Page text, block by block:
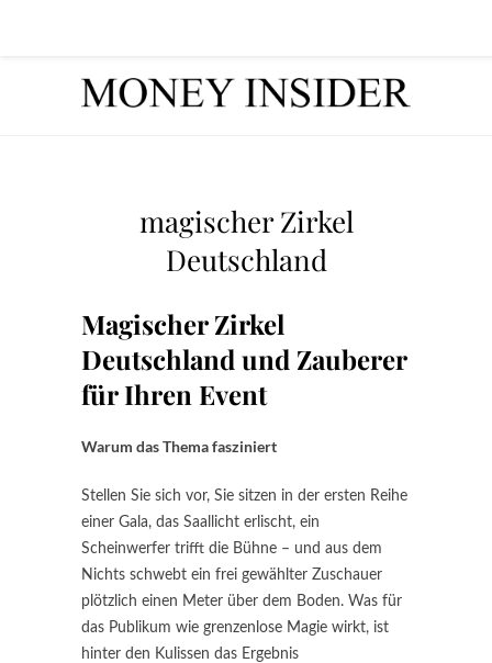
magischer Zirkel
Deutschland
Magischer Zirkel
Deutschland und Zauberer
für Ihren Event
Warum das Thema fasziniert
Stellen Sie sich vor, Sie sitzen in der ersten Reihe
einer Gala, das Saallicht erlischt, ein
Scheinwerfer trifft die Bühne – und aus dem
Nichts schwebt ein frei gewählter Zuschauer
plötzlich einen Meter über dem Boden. Was für
das Publikum wie grenzenlose Magie wirkt, ist
hinter den Kulissen das Ergebnis